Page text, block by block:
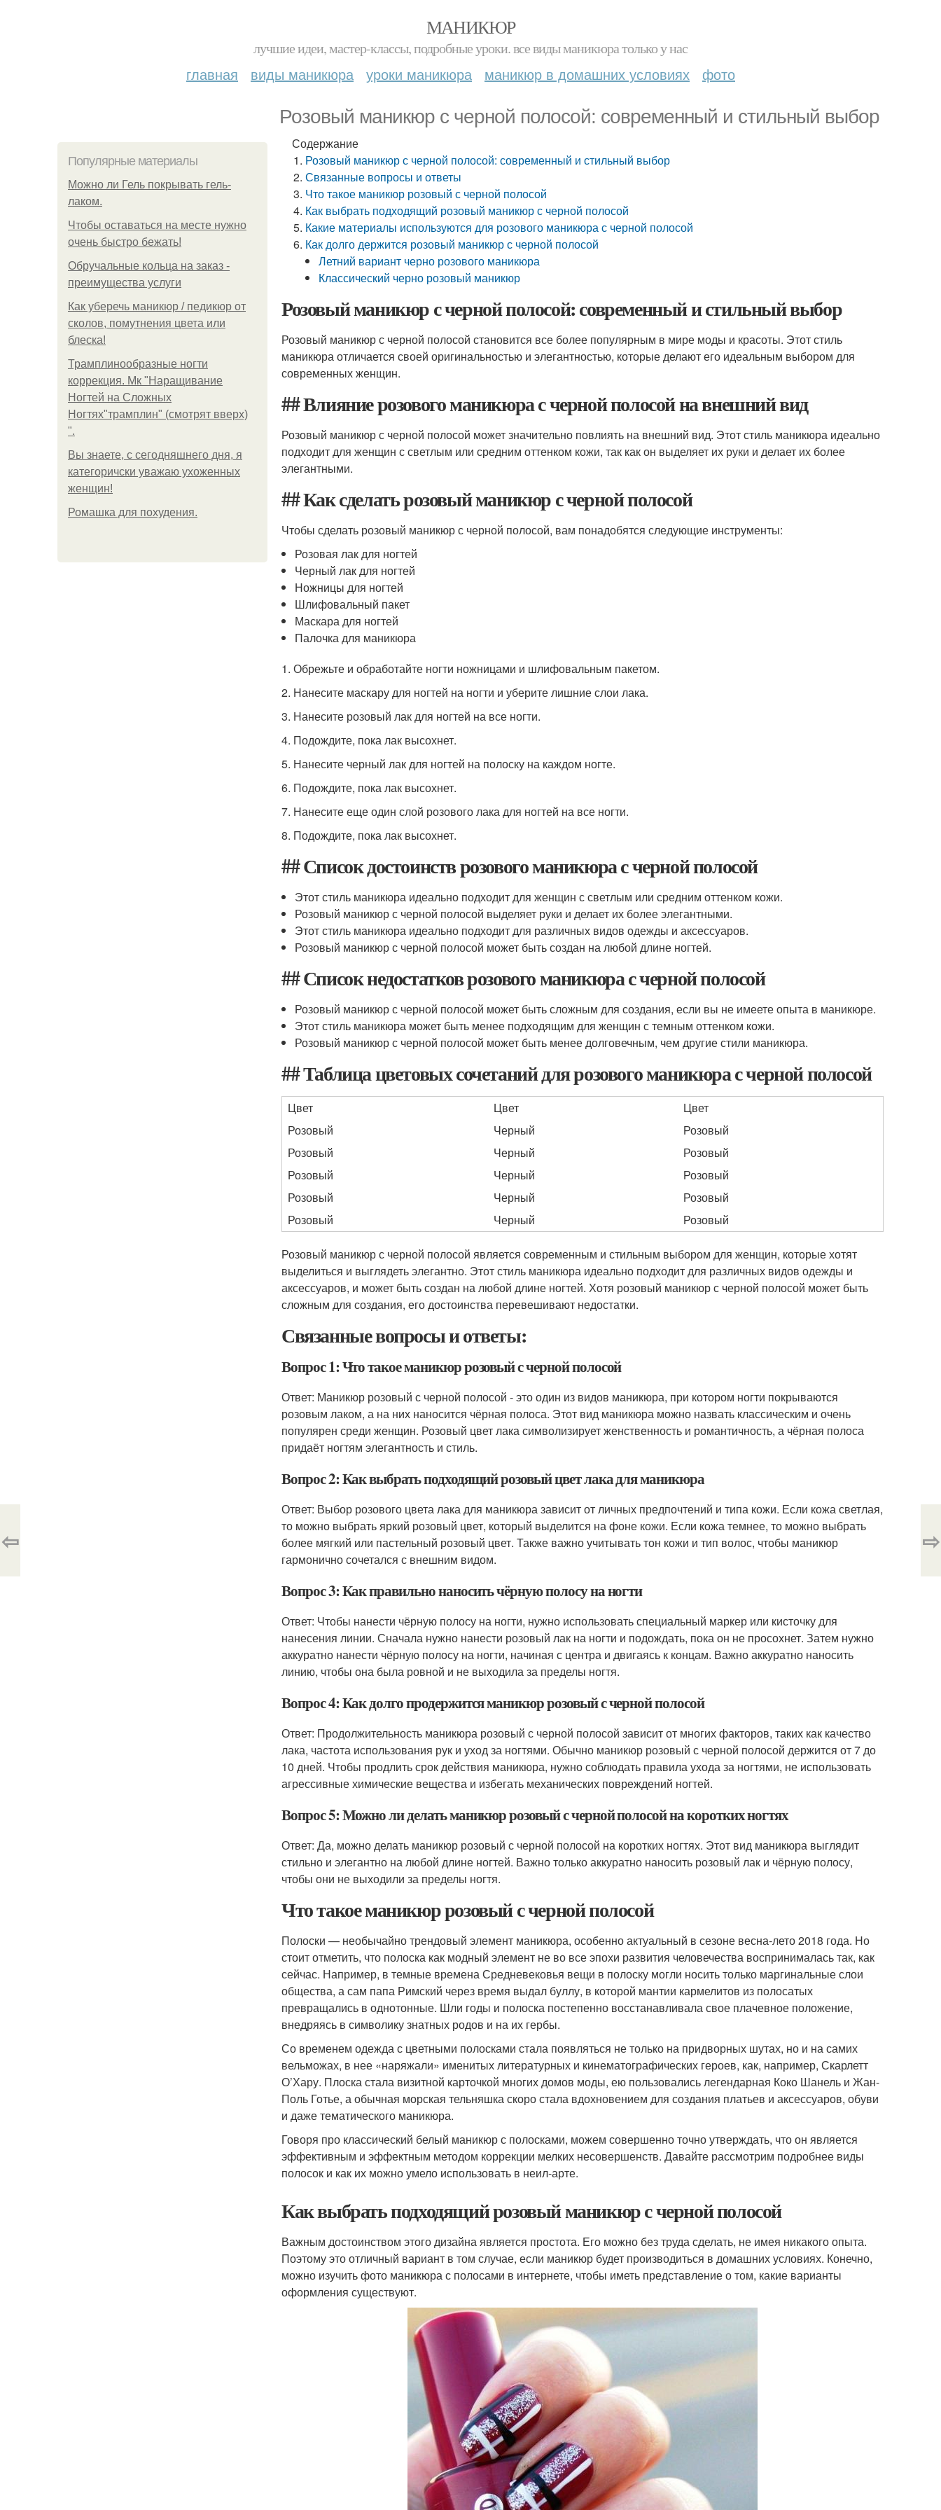
МАНИКЮР
лучшие идеи, мастер-классы, подробные уроки. все виды маникюра только у нас
главная виды маникюра уроки маникюра маникюр в домашних условиях фото
Розовый маникюр с черной полосой: современный и стильный выбор
Популярные материалы
Можно ли Гель покрывать гель-
лаком.
Чтобы оставаться на месте нужно
очень быстро бежать!
Обручальные кольца на заказ -
преимущества услуги
Как уберечь маникюр / педикюр от
сколов, помутнения цвета или
блеска!
Трамплинообразные ногти
коррекция. Мк "Наращивание
Ногтей на Сложных
Ногтях"трамплин" (смотрят вверх)
".
Вы знаете, с сегодняшнего дня, я
категоричски уважаю ухоженных
женщин!
Ромашка для похудения.
Содержание
Розовый маникюр с черной полосой: современный и стильный выбор
Связанные вопросы и ответы
Что такое маникюр розовый с черной полосой
Как выбрать подходящий розовый маникюр с черной полосой
Какие материалы используются для розового маникюра с черной полосой
Как долго держится розовый маникюр с черной полосой
Летний вариант черно розового маникюра
Классический черно розовый маникюр
Розовый маникюр с черной полосой: современный и стильный выбор
Розовый маникюр с черной полосой становится все более популярным в мире моды и красоты. Этот стиль
маникюра отличается своей оригинальностью и элегантностью, которые делают его идеальным выбором для
современных женщин.
## Влияние розового маникюра с черной полосой на внешний вид
Розовый маникюр с черной полосой может значительно повлиять на внешний вид. Этот стиль маникюра идеально
подходит для женщин с светлым или средним оттенком кожи, так как он выделяет их руки и делает их более
элегантными.
## Как сделать розовый маникюр с черной полосой
Чтобы сделать розовый маникюр с черной полосой, вам понадобятся следующие инструменты:
Розовая лак для ногтей
Черный лак для ногтей
Ножницы для ногтей
Шлифовальный пакет
Маскара для ногтей
Палочка для маникюра
1. Обрежьте и обработайте ногти ножницами и шлифовальным пакетом.
2. Нанесите маскару для ногтей на ногти и уберите лишние слои лака.
3. Нанесите розовый лак для ногтей на все ногти.
4. Подождите, пока лак высохнет.
5. Нанесите черный лак для ногтей на полоску на каждом ногте.
6. Подождите, пока лак высохнет.
7. Нанесите еще один слой розового лака для ногтей на все ногти.
8. Подождите, пока лак высохнет.
## Список достоинств розового маникюра с черной полосой
Этот стиль маникюра идеально подходит для женщин с светлым или средним оттенком кожи.
Розовый маникюр с черной полосой выделяет руки и делает их более элегантными.
Этот стиль маникюра идеально подходит для различных видов одежды и аксессуаров.
Розовый маникюр с черной полосой может быть создан на любой длине ногтей.
## Список недостатков розового маникюра с черной полосой
Розовый маникюр с черной полосой может быть сложным для создания, если вы не имеете опыта в маникюре.
Этот стиль маникюра может быть менее подходящим для женщин с темным оттенком кожи.
Розовый маникюр с черной полосой может быть менее долговечным, чем другие стили маникюра.
## Таблица цветовых сочетаний для розового маникюра с черной полосой
Цвет Цвет
Цвет
Розовый
Черный
Розовый
Розовый
Черный
Розовый
Розовый
Черный
Розовый
Розовый
Черный
Розовый
Розовый
Черный Розовый
Розовый маникюр с черной полосой является современным и стильным выбором для женщин, которые хотят
выделиться и выглядеть элегантно. Этот стиль маникюра идеально подходит для различных видов одежды и
аксессуаров, и может быть создан на любой длине ногтей. Хотя розовый маникюр с черной полосой может быть
сложным для создания, его достоинства перевешивают недостатки.
Связанные вопросы и ответы:
Вопрос 1: Что такое маникюр розовый с черной полосой
Ответ: Маникюр розовый с черной полосой - это один из видов маникюра, при котором ногти покрываются
розовым лаком, а на них наносится чёрная полоса. Этот вид маникюра можно назвать классическим и очень
популярен среди женщин. Розовый цвет лака символизирует женственность и романтичность, а чёрная полоса
придаёт ногтям элегантность и стиль.
Вопрос 2: Как выбрать подходящий розовый цвет лака для маникюра
Ответ: Выбор розового цвета лака для маникюра зависит от личных предпочтений и типа кожи. Если кожа светлая,
то можно выбрать яркий розовый цвет, который выделится на фоне кожи. Если кожа темнее, то можно выбрать
более мягкий или пастельный розовый цвет. Также важно учитывать тон кожи и тип волос, чтобы маникюр
гармонично сочетался с внешним видом.
Вопрос 3: Как правильно наносить чёрную полосу на ногти
Ответ: Чтобы нанести чёрную полосу на ногти, нужно использовать специальный маркер или кисточку для
нанесения линии. Сначала нужно нанести розовый лак на ногти и подождать, пока он не просохнет. Затем нужно
аккуратно нанести чёрную полосу на ногти, начиная с центра и двигаясь к концам. Важно аккуратно наносить
линию, чтобы она была ровной и не выходила за пределы ногтя.
Вопрос 4: Как долго продержится маникюр розовый с черной полосой
Ответ: Продолжительность маникюра розовый с черной полосой зависит от многих факторов, таких как качество
лака, частота использования рук и уход за ногтями. Обычно маникюр розовый с черной полосой держится от 7 до
10 дней. Чтобы продлить срок действия маникюра, нужно соблюдать правила ухода за ногтями, не использовать
агрессивные химические вещества и избегать механических повреждений ногтей.
Вопрос 5: Можно ли делать маникюр розовый с черной полосой на коротких ногтях
Ответ: Да, можно делать маникюр розовый с черной полосой на коротких ногтях. Этот вид маникюра выглядит
стильно и элегантно на любой длине ногтей. Важно только аккуратно наносить розовый лак и чёрную полосу,
чтобы они не выходили за пределы ногтя.
Что такое маникюр розовый с черной полосой
Полоски — необычайно трендовый элемент маникюра, особенно актуальный в сезоне весна-лето 2018 года. Но
стоит отметить, что полоска как модный элемент не во все эпохи развития человечества воспринималась так, как
сейчас. Например, в темные времена Средневековья вещи в полоску могли носить только маргинальные слои
общества, а сам папа Римский через время выдал буллу, в которой мантии кармелитов из полосатых
превращались в однотонные. Шли годы и полоска постепенно восстанавливала свое плачевное положение,
внедряясь в символику знатных родов и на их гербы.
Со временем одежда с цветными полосками стала появляться не только на придворных шутах, но и на самих
вельможах, в нее «наряжали» именитых литературных и кинематографических героев, как, например, Скарлетт
О’Хару. Плоска стала визитной карточкой многих домов моды, ею пользовались легендарная Коко Шанель и Жан-
Поль Готье, а обычная морская тельняшка скоро стала вдохновением для создания платьев и аксессуаров, обуви
и даже тематического маникюра.
Говоря про классический белый маникюр с полосками, можем совершенно точно утверждать, что он является
эффективным и эффектным методом коррекции мелких несовершенств. Давайте рассмотрим подробнее виды
полосок и как их можно умело использовать в неил-арте.
Как выбрать подходящий розовый маникюр с черной полосой
Важным достоинством этого дизайна является простота. Его можно без труда сделать, не имея никакого опыта.
Поэтому это отличный вариант в том случае, если маникюр будет производиться в домашних условиях. Конечно,
можно изучить фото маникюра с полосами в интернете, чтобы иметь представление о том, какие варианты
оформления существуют.
⇦ ⇨